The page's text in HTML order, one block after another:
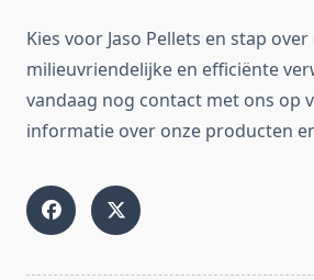
Kies voor Jaso Pellets en stap
milieuvriendelijke en efficiënte
vandaag nog contact met ons op
informatie over onze producten